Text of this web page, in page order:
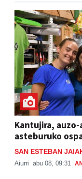
Kantujira,
asteburuko
SAN ESTEBAN
Aiurri abu 08, 09:31